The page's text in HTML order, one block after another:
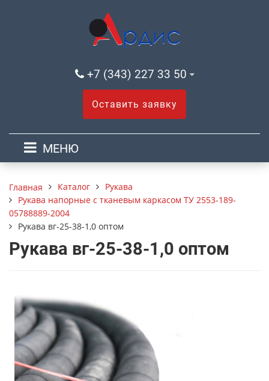
+7 (343) 227 33 50
Оставить заявку
МЕНЮ
Главная Каталог
Рукава
Рукава напорные с тканевым каркасом ТУ 2553-189-
05788889-2004
Рукава вг-25-38-1,0 оптом
Рукава вг-25-38-1,0 оптом